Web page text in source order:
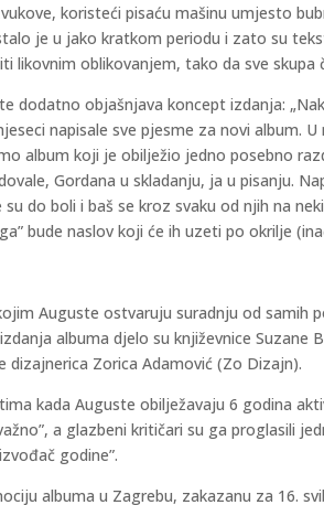
koristeći pisaću mašinu umjesto
je u jako kratkom periodu i zato su
oblikovanjem, tako da sve skupa
dodatno objašnjava koncept izdanja:
napisale sve pjesme za novi album.
album koji je obilježio jedno posebno
Gordana u skladanju, ja u pisanju.
do boli i baš se kroz svaku od njih na
bude naslov koji će ih uzeti po okrilje
Auguste ostvaruju suradnju od samih
albuma djelo su književnice
Zorica Adamović (Zo Dizajn).
kada Auguste obilježavaju 6 godina
a glazbeni kritičari su ga proglasili
godine”.
albuma u Zagrebu, zakazanu za 16.